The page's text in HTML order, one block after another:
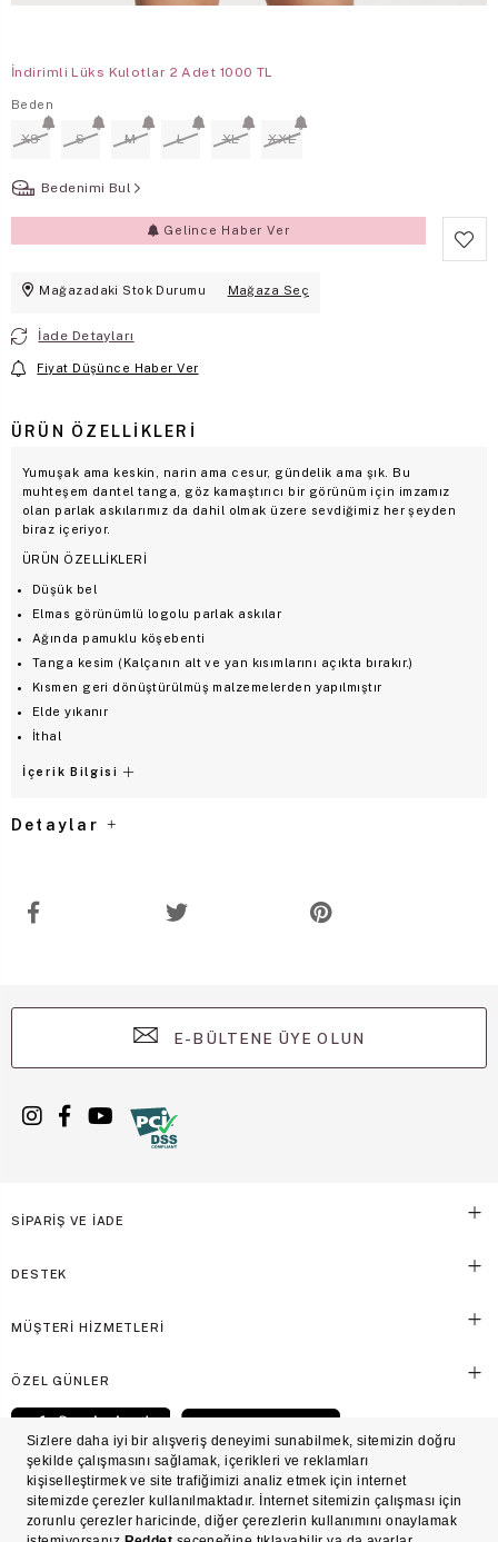
İndirimli Lüks Kulotlar 2 Adet 1000 TL
Beden
XS S M L XL XXL
Bedenimi Bul
Gelince Haber Ver
Mağazadaki Stok Durumu Mağaza Seç
İade Detayları
Fiyat Düşünce Haber Ver
ÜRÜN ÖZELLIKLERI
Yumuşak ama keskin, narin ama cesur, gündelik ama şık. Bu
muhteşem dantel tanga, göz kamaştırıcı bir görünüm için imzamız
olan parlak askılarımız da dahil olmak üzere sevdiğimiz her şeyden
biraz içeriyor.
ÜRÜN ÖZELLİKLERİ
Düşük bel
Elmas görünümlü logolu parlak askılar
Ağında pamuklu köşebenti
Tanga kesim (Kalçanın alt ve yan kısımlarını açıkta bırakır.)
Kısmen geri dönüştürülmüş malzemelerden yapılmıştır
Elde yıkanır
İthal
İçerik Bilgisi
Detaylar
E-BÜLTENE ÜYE OLUN
SİPARİŞ VE İADE
DESTEK
MÜŞTERİ HİZMETLERİ
ÖZEL GÜNLER
© Victoria's Secret Shaya Mağazacılık A.Ş. Franchise lisansı aracılığıyla işletilen ticari
markasıdır. Her hakkı saklıdır.